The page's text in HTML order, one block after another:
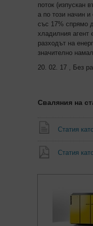
поток (изпускан
а по този начин
със 17% спрямо
хладилния агент
разходът на
значително
20. 02. 17 , Без
Сваляния на
Статия
Статия